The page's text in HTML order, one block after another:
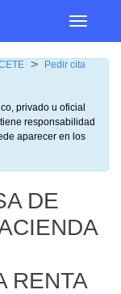
Menu
>
Pedir cita
privado u oficial
responsabilidad
aparecer en los
DE
RENTA